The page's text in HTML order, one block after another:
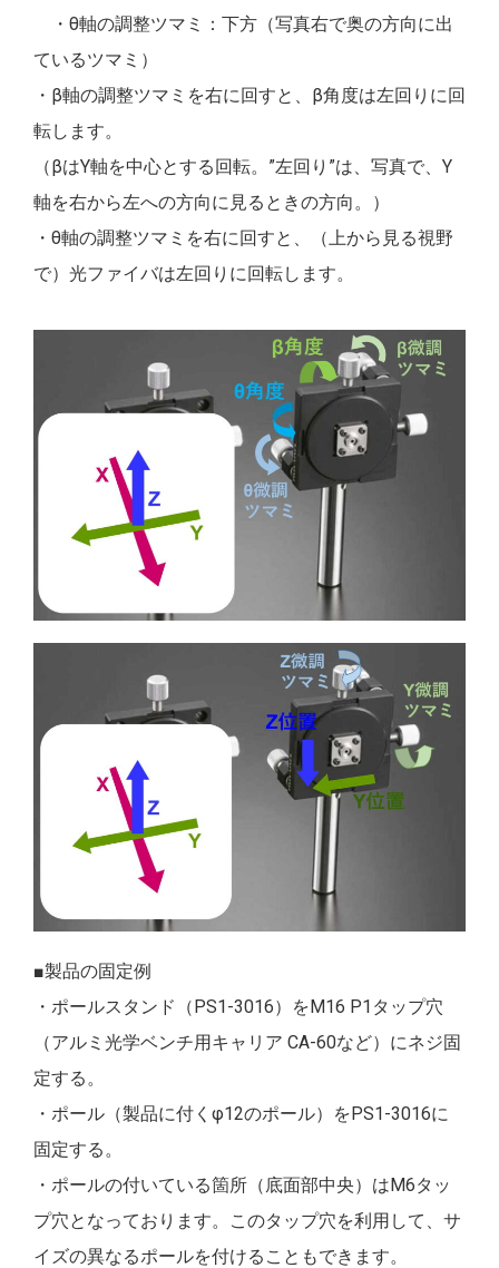
・θ軸の調整ツマミ：下方（写真右で奥の方向に出
ているツマミ）
・β軸の調整ツマミを右に回すと、β角度は左回りに回
転します。
（βはY軸を中心とする回転。”左回り”は、写真で、Y
軸を右から左への方向に見るときの方向。）
・θ軸の調整ツマミを右に回すと、（上から見る視野
で）光ファイバは左回りに回転します。
■製品の固定例
・ポールスタンド（PS1-3016）をM16 P1タップ穴
（アルミ光学ベンチ用キャリア CA-60など）にネジ固
定する。
・ポール（製品に付くφ12のポール）をPS1-3016に
固定する。
・ポールの付いている箇所（底面部中央）はM6タッ
プ穴となっております。このタップ穴を利用して、サ
イズの異なるポールを付けることもできます。